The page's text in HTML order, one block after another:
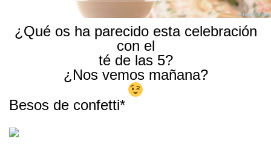
¿Qué os ha parecido esta celebración
con el
té de las 5?
¿Nos vemos mañana?
Besos de confetti*